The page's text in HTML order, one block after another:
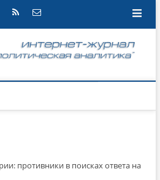
противники в поисках ответа на